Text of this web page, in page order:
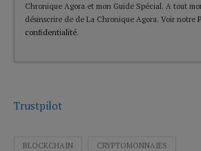
Chronique Agora et mon Guide Spécial. A tout
désinscrire de de La Chronique Agora. Voir notre
confidentialité.
Trustpilot
BLOCKCHAIN CRYPTOMONNAIES